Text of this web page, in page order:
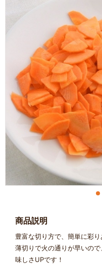
商品説明
豊富な切り方で、簡単に彩
薄切りで火の通りが早いの
味しさUPです！